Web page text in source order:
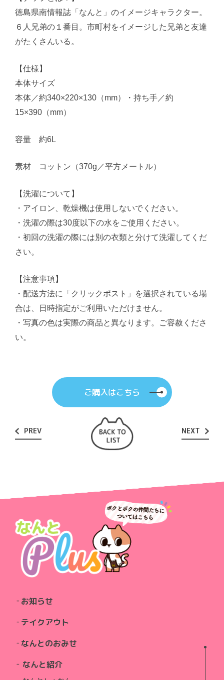
徳島県南情報誌「なんと」のイメージキャラクター。
６人兄弟の１番目。市町村をイメージした兄弟と友達
がたくさんいる。
【仕様】
本体サイズ
本体／約340×220×130（mm）・持ち手／約
15×390（mm）
容量 約6L
素材 コットン（370g／平方メートル）
【洗濯について】
・アイロン、乾燥機は使用しないでください。
・洗濯の際は30度以下の水をご使用ください。
・初回の洗濯の際には別の衣類と分けて洗濯してくだ
さい。
【注意事項】
・配送方法に「クリックポスト」を選択されている場
合は、日時指定がご利用いただけません。
・写真の色は実際の商品と異なります。ご容赦くださ
い。
ご購入はこちら
PREV NEXT
お知らせ
テイクアウト
なんとのおみせ
なんと紹介